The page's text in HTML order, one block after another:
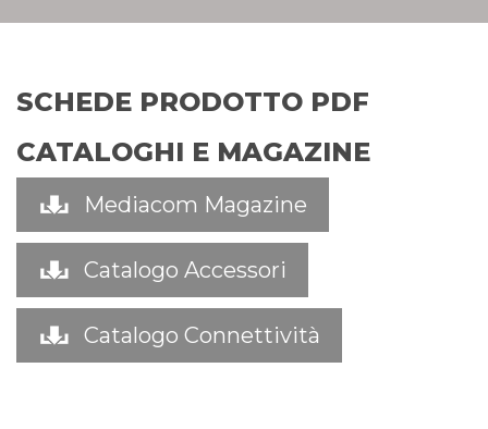
SCHEDE PRODOTTO PDF
CATALOGHI E MAGAZINE
Mediacom Magazine
Catalogo Accessori
Catalogo Connettività